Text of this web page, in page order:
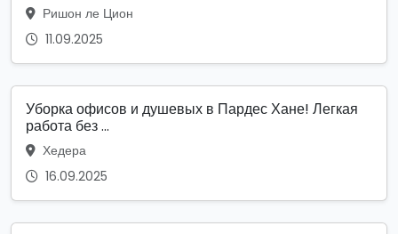
Ришон ле Цион
11.09.2025
Уборка офисов и душевых в Пардес Хане! Легкая
работа без ...
Хедера
16.09.2025